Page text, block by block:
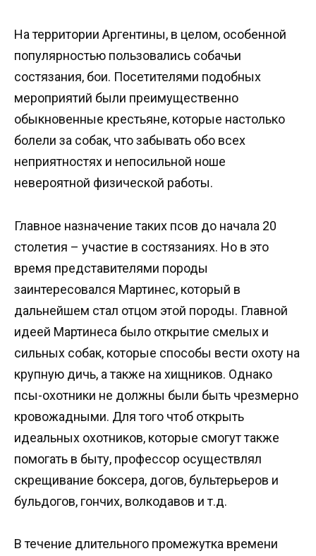
На территории Аргентины, в целом, особенной
популярностью пользовались собачьи
состязания, бои. Посетителями подобных
мероприятий были преимущественно
обыкновенные крестьяне, которые настолько
болели за собак, что забывать обо всех
неприятностях и непосильной ноше
невероятной физической работы.
Главное назначение таких псов до начала 20
столетия – участие в состязаниях. Но в это
время представителями породы
заинтересовался Мартинес, который в
дальнейшем стал отцом этой породы. Главной
идеей Мартинеса было открытие смелых и
сильных собак, которые способы вести охоту на
крупную дичь, а также на хищников. Однако
псы-охотники не должны были быть чрезмерно
кровожадными. Для того чтоб открыть
идеальных охотников, которые смогут также
помогать в быту, профессор осуществлял
скрещивание боксера, догов, бультерьеров и
бульдогов, гончих, волкодавов и т.д.
В течение длительного промежутка времени